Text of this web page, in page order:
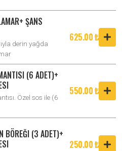
ŞANS
derin yağda
625.00 ₺
(6 ADET)+
Özel sos ile (6
550.00 ₺
BÖREĞI (3 ADET)+
250.00 ₺